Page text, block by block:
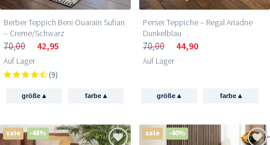
Berber Teppich Beni Ouarain Sufian
– Creme/Schwarz
70,00 42,95
Auf Lager
(9)
größe▴ farbe ▴
Perser Teppiche – Regal Ariadne
Dunkelblau
70,00 44,90
Auf Lager
größe▴ farbe ▴
sale -48% sale -40%